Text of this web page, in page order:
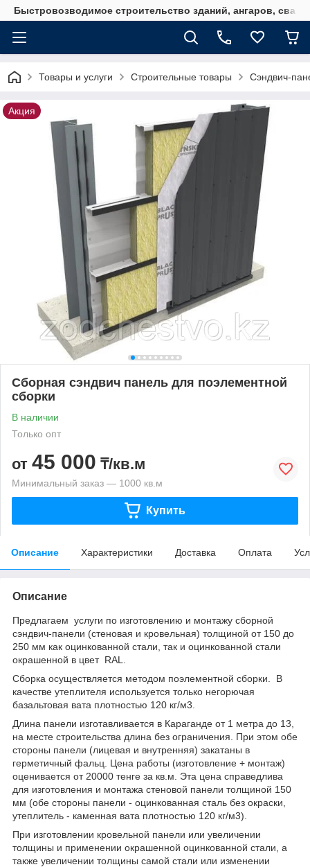
Быстровозводимое строительство зданий, ангаров,
Товары и услуги Строительные товары Сэндвич-
Акция
Сборная сэндвич панель для поэлементной
сборки
В наличии
Только опт
от 45 000 ₸/кв.м
Минимальный заказ — 1000 кв.м
Купить
Описание Характеристики Доставка Оплата
Описание
Предлагаем услуги по изготовлению и монтажу сборной
сэндвич-панели (стеновая и кровельная) толщиной от 150 до
250 мм как оцинкованной стали, так и оцинкованной стали
окрашенной в цвет RAL.
Сборка осуществляется методом поэлементной сборки. В
качестве утеплителя используется только негорючая
базальтовая вата плотностью 120 кг/м3.
Длина панели изготавливается в Караганде от 1 метра до 13,
на месте строительства длина без ограничения. При этом обе
стороны панели (лицевая и внутренняя) закатаны в
герметичный фальц. Цена работы (изготовление + монтаж)
оценивается от 20000 тенге за кв.м. Эта цена справедлива
для изготовления и монтажа стеновой панели толщиной 150
мм (обе стороны панели - оцинкованная сталь без окраски,
утеплитель - каменная вата плотностью 120 кг/м3).
При изготовлении кровельной панели или увеличении
толщины и применении окрашенной оцинкованной стали, а
также увеличении толщины самой стали или изменении